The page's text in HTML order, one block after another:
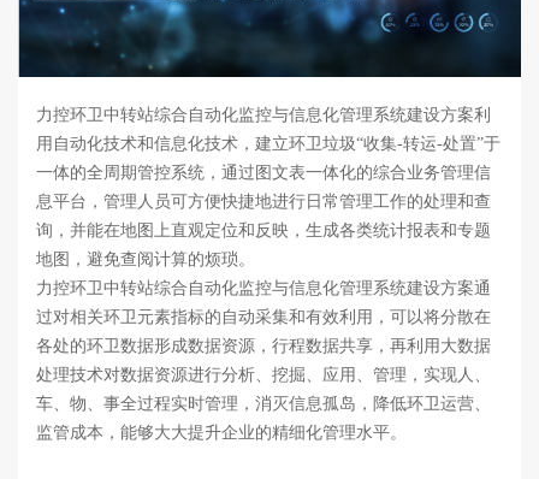
力控环卫中转站综合自动化监控与信息化管理系统建设方案利
用自动化技术和信息化技术，建立环卫垃圾“收集-转运-处置”于
一体的全周期管控系统，通过图文表一体化的综合业务管理信
息平台，管理人员可方便快捷地进行日常管理工作的处理和查
询，并能在地图上直观定位和反映，生成各类统计报表和专题
地图，避免查阅计算的烦琐。
力控环卫中转站综合自动化监控与信息化管理系统建设方案通
过对相关环卫元素指标的自动采集和有效利用，可以将分散在
各处的环卫数据形成数据资源，行程数据共享，再利用大数据
处理技术对数据资源进行分析、挖掘、应用、管理，实现人、
车、物、事全过程实时管理，消灭信息孤岛，降低环卫运营、
监管成本，能够大大提升企业的精细化管理水平。